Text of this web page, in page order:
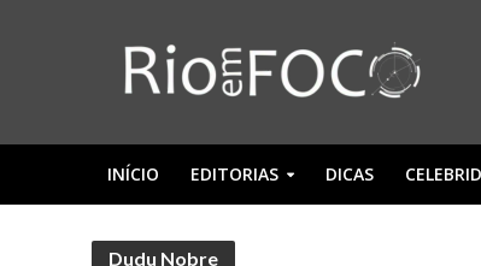
INÍCIO EDITORIAS DICAS
Dudu Nobre